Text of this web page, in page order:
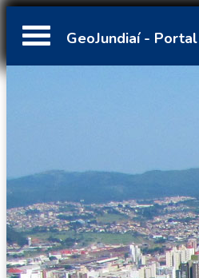
GeoJundiaí -